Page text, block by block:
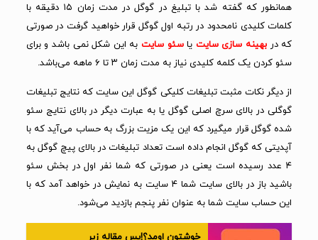
همانطور که گفته شد با تبلیغ در گوگل در مدت زمان ۱۵ دقیقه با
کلمات کلیدی نامحدود در رتبه اول گوگل قرار خواهید گرفت در صورتی
که در بهینه سازی سایت یاسئو سایتبه این شکل نمی باشد و برای
سئو کردن یک کلمه کلیدی نیاز به مدت زمان ۳ تا ۶ ماهه می‌باشد.
از دیگر نکات مثبت تبلیغات کلیکی گوگل این سایت که نتایج تبلیغات
گوگلی در بالای سرچ اصلی گوگل یا به عبارت دیگر در بالای نتایج سئو
شده گوگل قرار میگیرد که این یک مزیت بزرگ به حساب می‌آید که با
آپدیتی که گوگل انجام داده است تعداد تبلیغات در بالای پیچ گوگل به
۴ عدد رسیده است یعنی در صورتی که شما نفر اول در بخش سئو
باشید باز در بالای سایت شما ۴ سایت به نمایش در خواهد آمد که با
این حساب سایت شما به عنوان نفر پنجم بازدید می‌شود‌.
خوشتون اومد؟!پس مقاله زیر